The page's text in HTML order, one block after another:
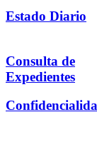
Estado Diario
Consulta de
Expedientes